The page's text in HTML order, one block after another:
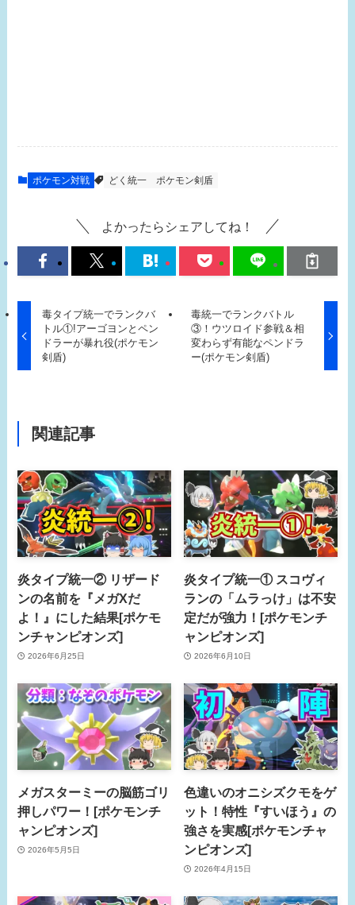
ポケモン対戦 どく統一 ポケモン剣盾
よかったらシェアしてね！
毒タイプ統一でランクバ
トル①!アーゴヨンとペン
ドラーが暴れ役(ポケモン
剣盾)
毒統一でランクバトル
③！ウツロイド参戦＆相
変わらず有能なペンドラ
ー(ポケモン剣盾)
関連記事
炎タイプ統一② リザード
ンの名前を『メガXだ
よ！』にした結果[ポケモ
ンチャンピオンズ]
2026年6月25日
炎タイプ統一① スコヴィ
ランの「ムラっけ」は不安
定だが強力！[ポケモンチ
ャンピオンズ]
2026年6月10日
メガスターミーの脳筋ゴリ
押しパワー！[ポケモンチ
ャンピオンズ]
2026年5月5日
色違いのオニシズクモをゲ
ット！特性『すいほう』の
強さを実感[ポケモンチャ
ンピオンズ]
2026年4月15日